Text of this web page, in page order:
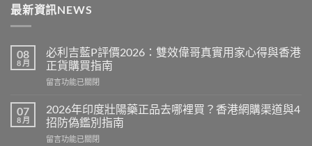
最新資訊NEWS
08
8 月
必利吉藍P評價2026：雙效偉哥真實用家心得與香港
正貨購買指南
在
利
吉
藍
P
留言功能已關閉
07
8 月
2026年印度壯陽藥正品去哪裡買？香港網購渠道與4
招防偽鑑別指南
在
留言功能已關閉